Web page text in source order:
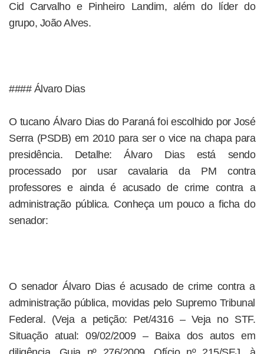
Cid Carvalho e Pinheiro Landim, além do líder do
grupo, João Alves.
#### Álvaro Dias
O tucano Álvaro Dias do Paraná foi escolhido por José
Serra (PSDB) em 2010 para ser o vice na chapa para
presidência. Detalhe: Álvaro Dias está sendo
processado por usar cavalaria da PM contra
professores e ainda é acusado de crime contra a
administração pública. Conheça um pouco a ficha do
senador:
O senador Álvaro Dias é acusado de crime contra a
administração pública, movidas pelo Supremo Tribunal
Federal. (Veja a petição: Pet/4316 – Veja no STF.
Situação atual: 09/02/2009 – Baixa dos autos em